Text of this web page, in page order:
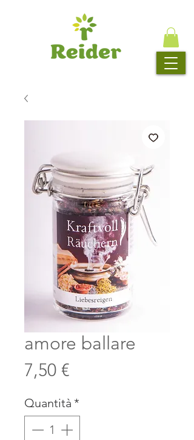
amore ballare
7,50 €
Quantità *